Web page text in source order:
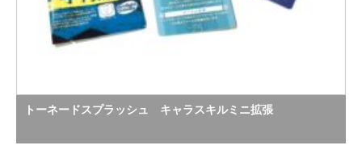
トーネードスプラッシュ キャラスキルミニ拡張